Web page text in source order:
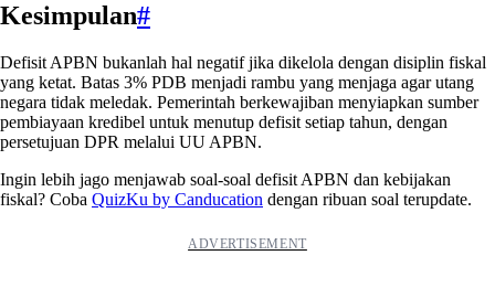
Kesimpulan#
Defisit APBN bukanlah hal negatif jika dikelola dengan disiplin fiskal
yang ketat. Batas 3% PDB menjadi rambu yang menjaga agar utang
negara tidak meledak. Pemerintah berkewajiban menyiapkan sumber
pembiayaan kredibel untuk menutup defisit setiap tahun, dengan
persetujuan DPR melalui UU APBN.
Ingin lebih jago menjawab soal-soal defisit APBN dan kebijakan
fiskal? Coba QuizKu by Canducation dengan ribuan soal terupdate.